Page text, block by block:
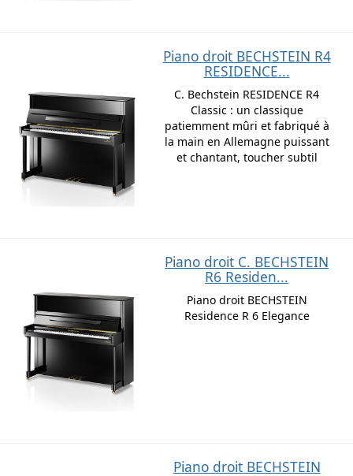
Piano droit BECHSTEIN R4
RESIDENCE...
C. Bechstein RESIDENCE R4
Classic : un classique
patiemment mûri et fabriqué à
la main en Allemagne puissant
et chantant, toucher subtil
Piano droit C. BECHSTEIN
R6 Residen...
Piano droit BECHSTEIN
Residence R 6 Elegance
Piano droit BECHSTEIN